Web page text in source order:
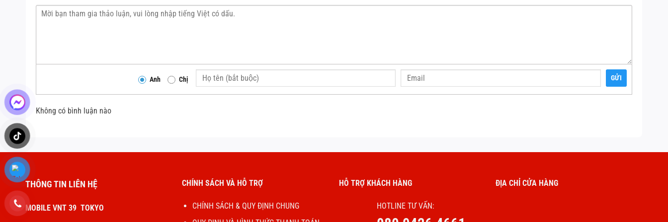
Anh Chị GỬI
Không có bình luận nào
THÔNG TIN LIÊN HỆ
MOBILE VNT 39 TOKYO
CHÍNH SÁCH VÀ HỖ TRỢ
CHÍNH SÁCH & QUY ĐỊNH CHUNG
HỖ TRỢ KHÁCH HÀNG
HOTLINE TƯ VẤN:
ĐỊA CHỈ CỬA HÀNG